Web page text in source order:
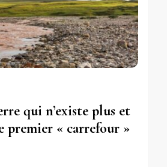
qui n’existe plus et
premier « carrefour »